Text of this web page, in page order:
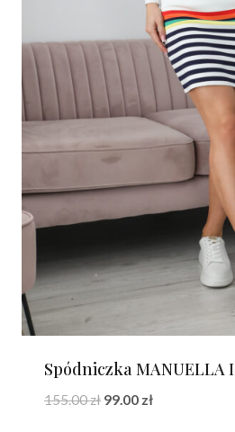
Spódniczka MANUELLA I
155.00zł Pierwotna
99.00 złAktualna